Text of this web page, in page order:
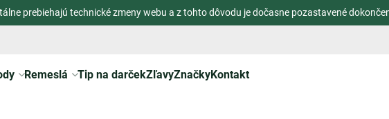
prebiehajú technické zmeny webu a z tohto dôvodu je dočasne pozastavené
Remeslá Tip na darčekZľavyZnačkyKontakt